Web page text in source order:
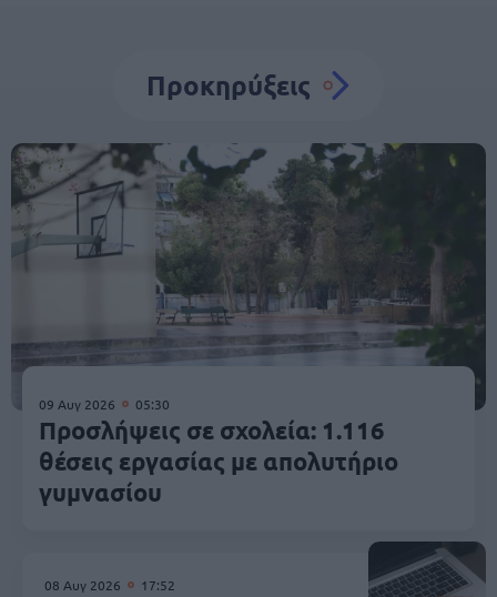
Προκηρύξεις
09 Αυγ 2026 05:30
Προσλήψεις σε σχολεία: 1.116
θέσεις εργασίας με απολυτήριο
γυμνασίου
08 Αυγ 2026 17:52